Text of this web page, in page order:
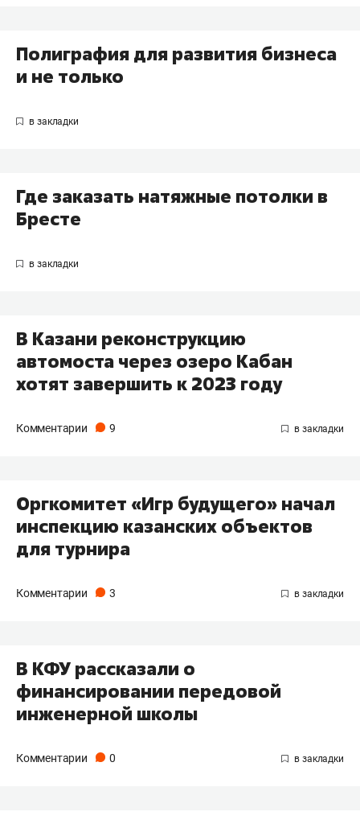
Полиграфия для развития бизнеса
и не только
Где заказать натяжные потолки в
Бресте
В Казани реконструкцию
автомоста через озеро Кабан
хотят завершить к 2023 году
Комментарии 9
Оргкомитет «Игр будущего» начал
инспекцию казанских объектов
для турнира
Комментарии 3
В КФУ рассказали о
финансировании передовой
инженерной школы
Комментарии 0